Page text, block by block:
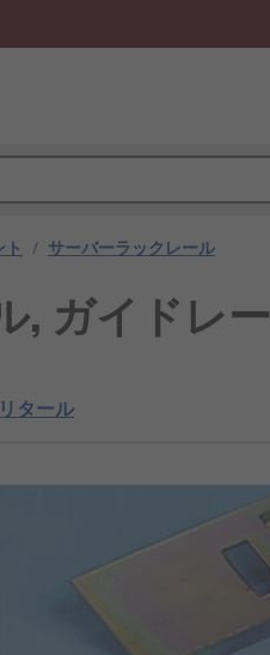
/ サーバーラックレール
, ガイドレー
リタール